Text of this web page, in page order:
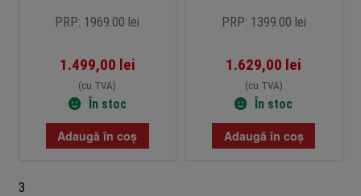
PRP: 1969.00 lei
1.499,00 lei
(cu TVA)
În stoc
Adaugă în coș
PRP: 1399.00 lei
1.629,00 lei
(cu TVA)
În stoc
Adaugă în coș
3